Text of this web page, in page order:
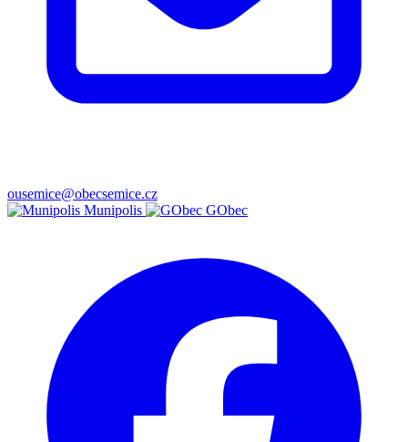
ousemice@obecsemice.cz
Munipolis
GObec